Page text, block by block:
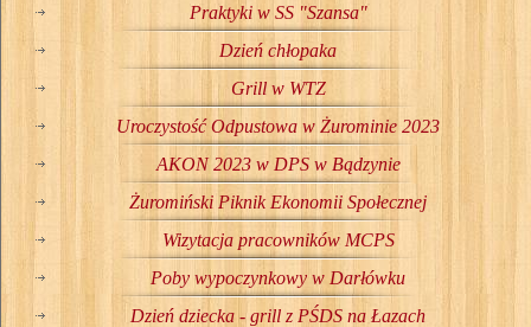
Praktyki w SS "Szansa"
Dzień chłopaka
Grill w WTZ
Uroczystość Odpustowa w Żurominie 2023
AKON 2023 w DPS w Bądzynie
Żuromiński Piknik Ekonomii Społecznej
Wizytacja pracowników MCPS
Poby wypoczynkowy w Darłówku
Dzień dziecka - grill z PŚDS na Łazach